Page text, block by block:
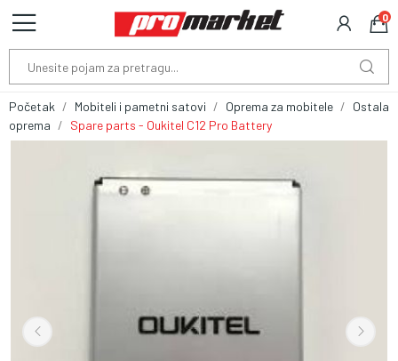
0
Početak Mobiteli i pametni satovi Oprema za mobitele
Ostala
oprema
Spare parts - Oukitel C12 Pro Battery